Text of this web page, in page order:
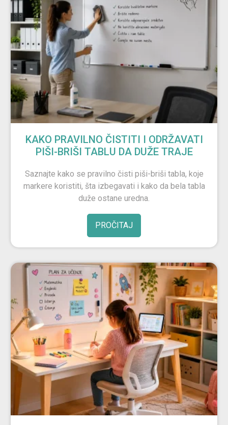
KAKO PRAVILNO ČISTITI I ODRŽAVATI
PIŠI-BRIŠI TABLU DA DUŽE TRAJE
Saznajte kako se pravilno čisti piši-briši tabla, koje
markere koristiti, šta izbegavati i kako da bela tabla
duže ostane uredna.
PROČITAJ